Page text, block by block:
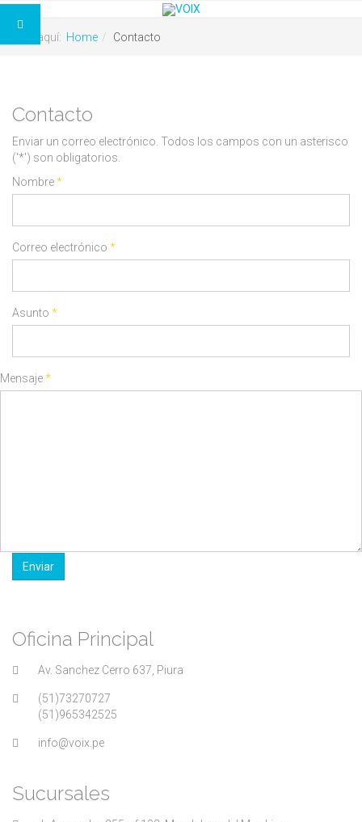
Está aquí: Home Contacto
Contacto
Enviar un correo electrónico. Todos los campos con un asterisco
('*') son obligatorios.
Nombre*
Correo electrónico *
Asunto *
Mensaje*
Enviar
Oficina Principal
Av. Sanchez Cerro 637, Piura
(51)73270727
(51)965342525
info@voix.pe
Sucursales